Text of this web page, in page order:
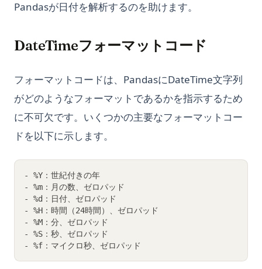
Pandasが日付を解析するのを助けます。
DateTimeフォーマットコード
フォーマットコードは、PandasにDateTime文字列
がどのようなフォーマットであるかを指示するため
に不可欠です。いくつかの主要なフォーマットコー
ドを以下に示します。
- %Y：世紀付きの年
- %m：月の数、ゼロパッド
- %d：日付、ゼロパッド
- %H：時間（24時間）、ゼロパッド
- %M：分、ゼロパッド
- %S：秒、ゼロパッド
- %f：マイクロ秒、ゼロパッド